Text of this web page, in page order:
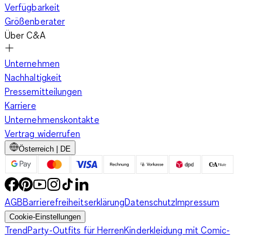
Verfügbarkeit
Größenberater
Über C&A
Unternehmen
Nachhaltigkeit
Pressemitteilungen
Karriere
Unternehmenskontakte
Vertrag widerrufen
Österreich | DE
AGBBarrierefreiheitserklärungDatenschutzImpressum
Cookie-Einstellungen
TrendParty-Outfits für HerrenKinderkleidung mit Comic-